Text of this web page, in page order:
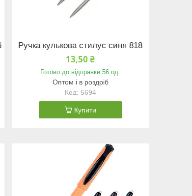
Ручка кулькова стилус синя 818
13,50 ₴
Готово до відправки 56 од.
Оптом і в роздріб
5694
Купити